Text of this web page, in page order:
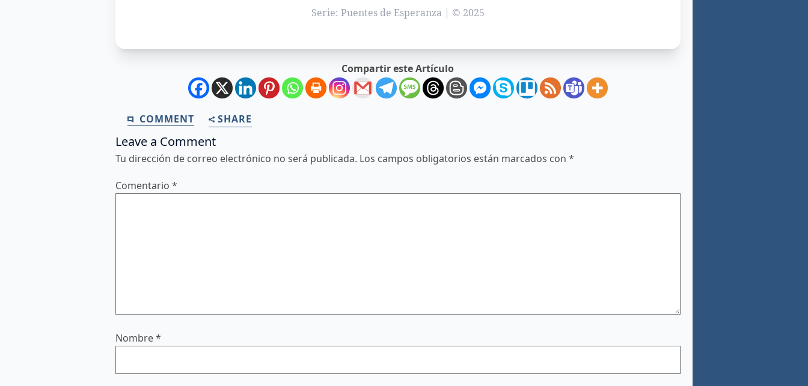
Serie: Puentes de Esperanza | © 2025
Compartir este Artículo
COMMENT SHARE
Leave a Comment
Tu dirección de correo electrónico no será publicada. Los campos obligatorios están marcados con *
Comentario *
Nombre*